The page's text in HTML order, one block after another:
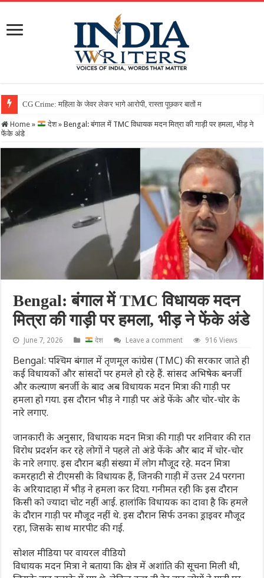
Home » देश » Bengal: बंगाल में TMC विधायक मदन मित्रा की गाड़ी पर हमला, भीड़ ने
फेंके अंडे
Bengal: बंगाल में TMC विधायक मदन
मित्रा की गाड़ी पर हमला, भीड़ ने फेंके अंडे
June 7, 2026 देश Leave a comment 916 Views
Bengal: पश्चिम बंगाल में तृणमूल कांग्रेस (TMC) की सरकार जाते ही
कई विधायकों और सांसदों पर हमले हो रहे हैं. सांसद अभिषेक बनर्जी
और कल्याण बनर्जी के बाद अब विधायक मदन मित्रा की गाड़ी पर
हमला हो गया. इस दौरान भीड़ ने गाड़ी पर अंडे फेंके और चोर-चोर के
नारे लगाए.
जानकारी के अनुसार, विधायक मदन मित्रा की गाड़ी पर शनिवार की रात
विरोध प्रदर्शन कर रहे लोगों ने पहले तो अंडे फेंके और बाद में चोर-चोर
के नारे लगाए. इस दौरान बड़ी संख्या में लोग मौजूद रहे. मदन मित्रा
कमरहाटी से टीएमसी के विधायक हैं, जिनकी गाड़ी में उत्तर 24 परगना
के अरियादाहा में भीड़ ने हमला कर दिया. गनीमत रही कि इस दौरान
किसी को ज्यादा चोट नहीं आई. हालांकि विधायक का दावा है कि हमले
के दौरान गाड़ी पर मौजूद नहीं थे. इस दौरान सिर्फ उनका ड्राइवर मौजूद
रहा, जिसके साथ मारपीट की गई.
सोशल मीडिया पर वायरल वीडियो
विधायक मदन मित्रा ने बताया कि क्षेत्र में अशांति की सूचना मिली थी,